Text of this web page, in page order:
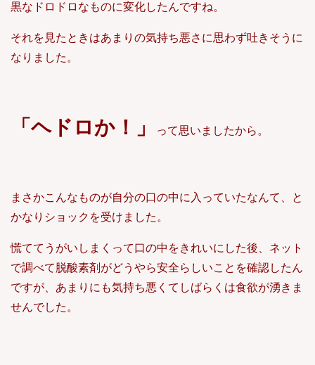
黒なドロドロなものに変化したんですね。
それを見たときはあまりの気持ち悪さに思わず吐きそうに
なりました。
「ヘドロか！」 って思いましたから。
まさかこんなものが自分の口の中に入っていたなんて、と
かなりショックを受けました。
慌ててうがいしまくって口の中をきれいにした後、ネット
で調べて脱酸素剤がどうやら安全らしいことを確認したん
ですが、あまりにも気持ち悪くてしばらくは食欲が湧きま
せんでした。